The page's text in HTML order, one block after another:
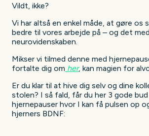
Vildt, ikke?
Vi har altså en enkel måde, at gøre os
bedre til vores arbejde på – og det
neurovidenskaben.
Mikser vi tilmed denne med
fortalte dig om her, kan magien for
Er du klar til at hive dig selv og dine
stolen? I så fald, får du her 3 gode bud
hjernepauser hvor I kan få pulsen op
hjerners BDNF: